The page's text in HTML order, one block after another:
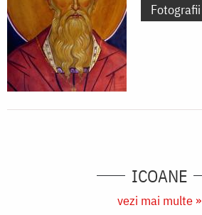
Fotografii
ICOANE
vezi mai multe »